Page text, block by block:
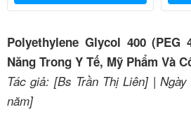
Polyethylene Glycol 400 (PEG
Năng Trong Y Tế, Mỹ Phẩm Và
Tác giả: [Bs Trần Thị Liên] |
năm]